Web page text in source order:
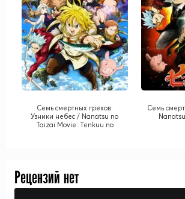
Семь смертных грехов:
Узники небес / Nanatsu no
Taizai Movie: Tenkuu no
Семь
Рецензий нет